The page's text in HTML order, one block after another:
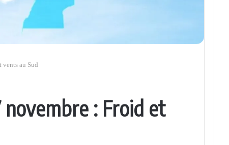
vents au Sud
novembre : Froid et